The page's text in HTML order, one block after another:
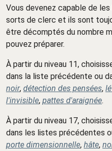
Vous devenez capable de
sorts de clerc et ils sont
être décomptés du nombre
pouvez préparer.
À partir du niveau 11,
dans la liste précédente ou
noir, détection des pensées,
l'invisible, pattes d'araignée.
À partir du niveau 17,
dans les listes précédentes
porte dimensionnelle, hâte,